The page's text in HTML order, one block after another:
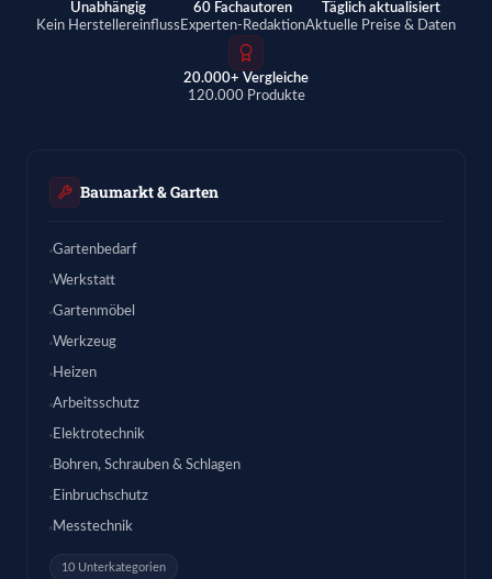
Unabhängig
Kein Herstellereinfluss
60 Fachautoren
Experten-Redaktion
Täglich aktualisiert
Aktuelle Preise & Daten
20.000+ Vergleiche
120.000 Produkte
Baumarkt & Garten
Gartenbedarf
Werkstatt
Gartenmöbel
Werkzeug
Heizen
Arbeitsschutz
Elektrotechnik
Bohren, Schrauben & Schlagen
Einbruchschutz
Messtechnik
10 Unterkategorien